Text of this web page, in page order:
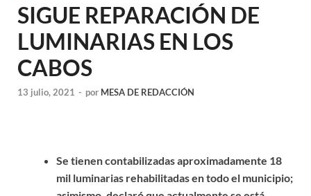
SIGUE REPARACIÓN DE
LUMINARIAS EN LOS
CABOS
13 julio, 2021 - por MESA DE REDACCIÓN
Se tienen contabilizadas aproximadamente 18
mil luminarias rehabilitadas en todo el municipio;